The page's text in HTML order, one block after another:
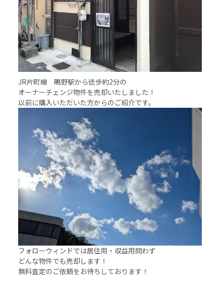
JR片町線 鴫野駅から徒歩約2分の
オーナーチェンジ物件を売却いたしました！
以前に購入いただいた方からのご紹介です。
フォローウィンドでは居住用・収益用問わず
どんな物件でも売却します！
無料査定のご依頼をお待ちしております！